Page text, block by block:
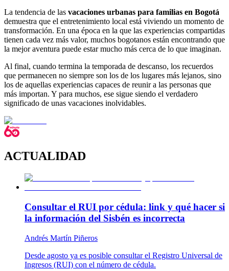
La tendencia de las vacaciones urbanas para familias en Bogotá
demuestra que el entretenimiento local está viviendo un momento de
transformación. En una época en la que las experiencias compartidas
tienen cada vez más valor, muchos bogotanos están encontrando que
la mejor aventura puede estar mucho más cerca de lo que imaginan.
Al final, cuando termina la temporada de descanso, los recuerdos
que permanecen no siempre son los de los lugares más lejanos, sino
los de aquellas experiencias capaces de reunir a las personas que
más importan. Y para muchos, ese sigue siendo el verdadero
significado de unas vacaciones inolvidables.
ACTUALIDAD
Consultar el RUI por cédula: link y qué hacer si
la información del Sisbén es incorrecta
Andrés Martín Piñeros
Desde agosto ya es posible consultar el Registro Universal de
Ingresos (RUI) con el número de cédula.